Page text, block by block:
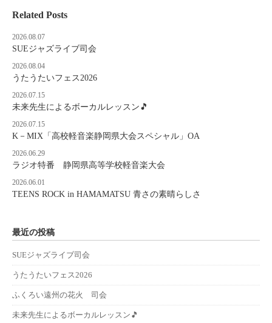
Related Posts
2026.08.07
SUEジャズライブ司会
2026.08.04
うたうたいフェス2026
2026.07.15
未来先生によるボーカルレッスン🎵
2026.07.15
K－MIX「高校軽音楽静岡県大会スペシャル」OA
2026.06.29
ラジオ特番 静岡県高等学校軽音楽大会
2026.06.01
TEENS ROCK in HAMAMATSU 青さの素晴らしさ
最近の投稿
SUEジャズライブ司会
うたうたいフェス2026
ふくろい遠州の花火 司会
未来先生によるボーカルレッスン🎵